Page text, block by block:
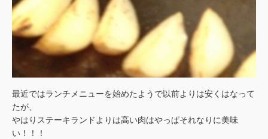
最近ではランチメニューを始めたようで以前よりは安くはなって
たが、
やはりステーキランドよりは高い肉はやっぱそれなりに美味
い！！！